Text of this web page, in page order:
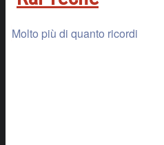
Molto più di quanto ricordi